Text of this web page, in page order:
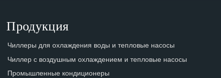
Продукция
Чиллеры для охлаждения воды и тепловые насосы
Чиллер с воздушным охлаждением и тепловые насосы
Промышленные кондиционеры